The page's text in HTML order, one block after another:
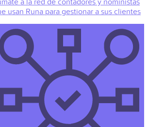
a la red de contadores y noministas
usan Runa para gestionar a sus clientes